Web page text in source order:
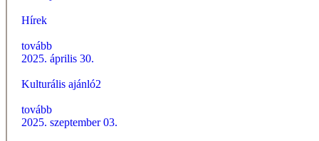
Hírek
tovább
2025. április 30.
Kulturális ajánló2
tovább
2025. szeptember 03.